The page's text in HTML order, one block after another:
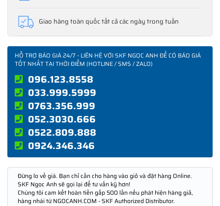
Giao hàng toàn quốc tất cả các ngày trong tuần
HỖ TRỢ BÁO GIÁ 24/7 - LIÊN HỆ VỚI SKF NGỌC ANH ĐỂ CÓ BÁO GIÁ
TỐT NHẤT TẠI THỜI ĐIỂM (HOTLINE / SMS / ZALO)
096.123.8558
033.999.5999
0763.356.999
052.3030.666
0522.809.888
0924.346.346
Đừng lo về giá. Bạn chỉ cần cho hàng vào giỏ và đặt hàng Online.
SKF Ngọc Anh sẽ gọi lại để tư vấn kỹ hơn!
Chúng tôi cam kết hoàn tiền gấp 500 lần nếu phát hiện hàng giả,
hàng nhái từ NGOCANH.COM - SKF Authorized Distributor.